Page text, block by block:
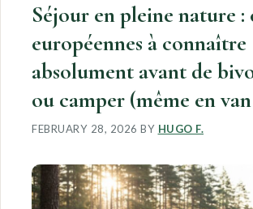
Séjour en pleine nature :
européennes à connaître
absolument avant de
ou camper (même en
FEBRUARY 28, 2026 BY HUGO F.